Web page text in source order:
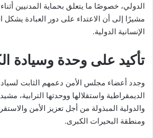
الدولي، خصوصًا ما يتعلق بحماية المدنيين
مشيرًا إلى أن الاعتداء على دور العبادة يشكل
الإنسانية الدولية.
تأكيد على وحدة وسيادة
وجدد أعضاء مجلس الأمن دعمهم الثابت
الديمقراطية واستقلالها ووحدتها الترابية،
والدولية المبذولة من أجل تعزيز الأمن
ومنطقة البحيرات الكبرى.